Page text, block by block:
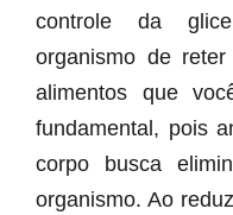
controle da
organismo de
alimentos que
fundamental, pois
corpo busca
organismo. Ao